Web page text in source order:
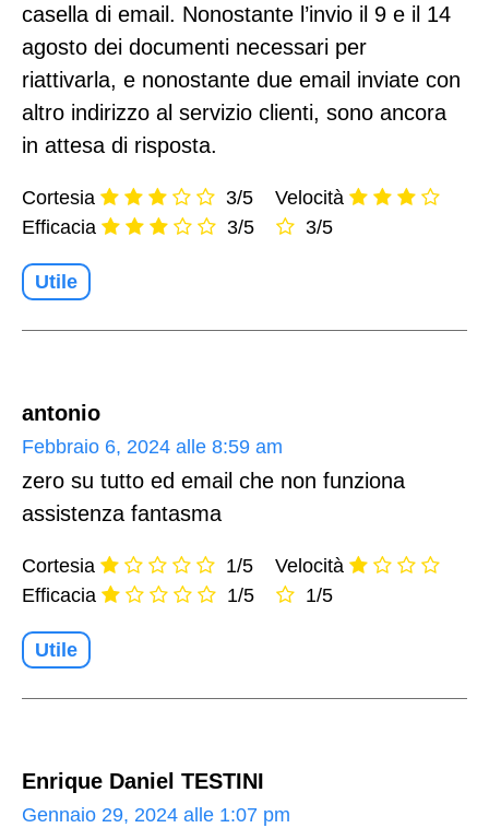
casella di email. Nonostante l’invio il 9 e il 14
agosto dei documenti necessari per
riattivarla, e nonostante due email inviate con
altro indirizzo al servizio clienti, sono ancora
in attesa di risposta.
Cortesia
3/5
Efficacia
3/5
Velocità
3/5
Utile
antonio
Febbraio 6, 2024 alle 8:59 am
zero su tutto ed email che non funziona
assistenza fantasma
Cortesia
1/5
Efficacia
1/5
Velocità
1/5
Utile
Enrique Daniel TESTINI
Gennaio 29, 2024 alle 1:07 pm